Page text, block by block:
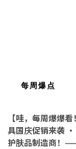
每周爆点
【哇，每周爆爆
具国庆促销来袭
护肤品制造商！